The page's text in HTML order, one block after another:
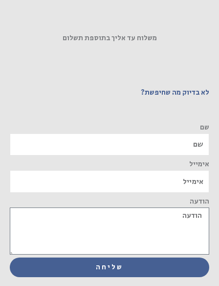
משלוח עד אליך בתוספת תשלום
לא בדיוק מה שחיפשת?
שם
אימייל
הודעה
שליחה